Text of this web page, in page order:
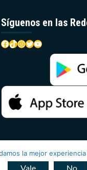
Síguenos en las
Facebook
TikTok
Instagram
Twitter
YouTube
2026© Todos los
la mejor
Vale No